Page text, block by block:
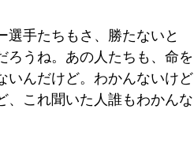
手たちもさ、勝たないと
ろうね。あの人たちも、命を
いんだけど。わかんないけど
、これ聞いた人誰もわかんな